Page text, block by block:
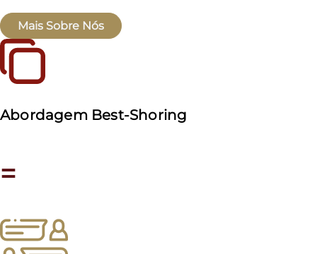
Mais Sobre Nós
Abordagem Best-Shoring
=